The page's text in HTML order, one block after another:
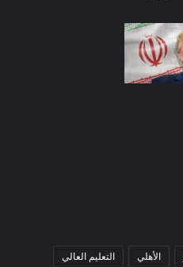
الأهلي التعليم العالي